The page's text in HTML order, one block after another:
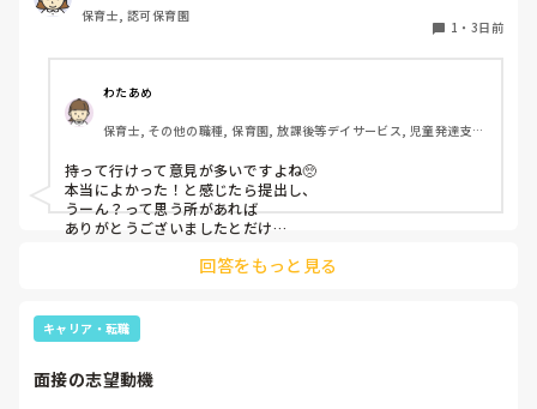
このような場合は本当に見学だけで終了なのでしょうか？
でしょうか？
保育士, 認可保育園
1 ・ 3日前
わたあめ
保育士, その他の職種, 保育園, 放課後等デイサービス, 児童発達支援
持って行けって意見が多いですよね🥺
本当によかった！と感じたら提出し、
うーん？って思う所があれば
ありがとうございましたとだけ
回答をもっと見る
キャリア・転職
面接の志望動機